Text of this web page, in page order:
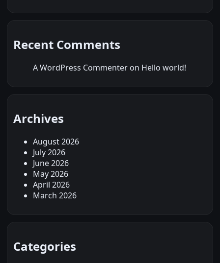
Recent Comments
A WordPress Commenter on Hello world!
Archives
August 2026
July 2026
June 2026
May 2026
April 2026
March 2026
Categories